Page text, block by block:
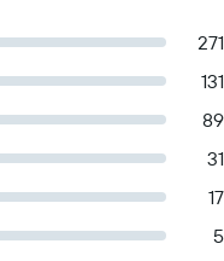
271
131
89
31
17
5